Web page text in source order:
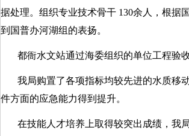
据处理。组织专业技术骨干 130余人，根据
到国普办河湖组的表扬。
都衙水文站通过海委组织的单位工程验
我局购置了各项指标均较先进的水质移
件方面的应急能力得到提升。
在技能人才培养上取得较突出成绩，我